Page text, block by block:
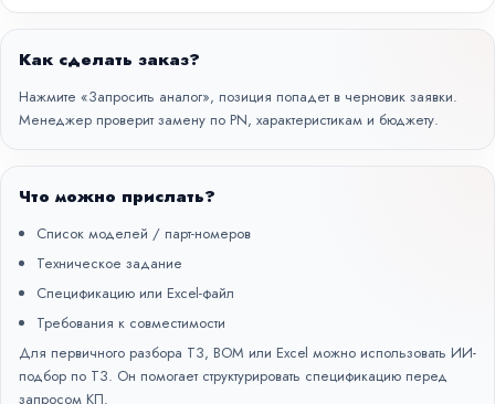
Как сделать заказ?
Нажмите «Запросить аналог», позиция попадет в черновик заявки.
Менеджер проверит замену по PN, характеристикам и бюджету.
Что можно прислать?
Список моделей / парт-номеров
Техническое задание
Спецификацию или Excel-файл
Требования к совместимости
Для первичного разбора ТЗ, BOM или Excel можно использовать ИИ-
подбор по ТЗ. Он помогает структурировать спецификацию перед
запросом КП.